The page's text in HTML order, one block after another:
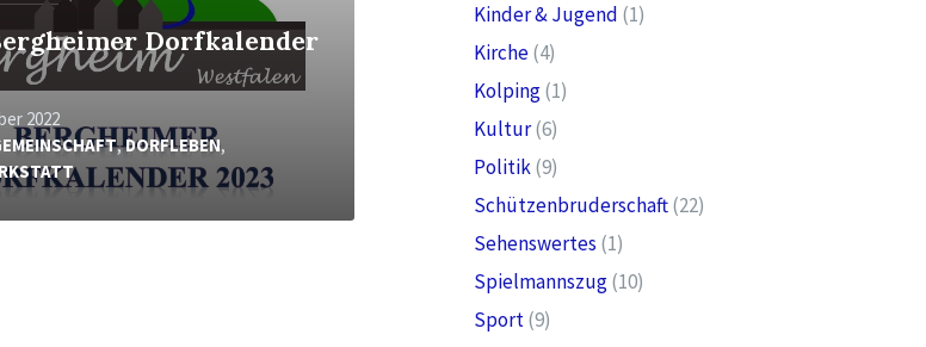
Dorfkalender
2022
,DORFLEBEN,
Kinder & Jugend (1)
Kirche(4)
Kolping(1)
Kultur(6)
Politik(9)
Schützenbruderschaft(22)
Sehenswertes (1)
Spielmannszug(10)
Sport(9)